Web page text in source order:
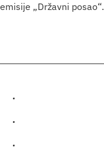
emisije „Državni posao“.